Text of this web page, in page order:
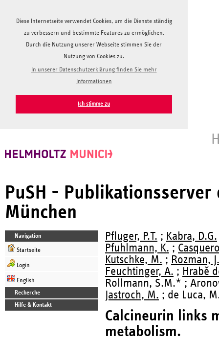
Diese Internetseite verwendet Cookies, um die Dienste ständig
zu verbessern und bestimmte Features zu ermöglichen.
Durch die Nutzung unserer Webseite stimmen Sie der
Nutzung von Cookies zu.
In unserer Datenschutzerklärung finden Sie mehr
Informationen
Ich stimme zu
PuSH -
München
Navigation
Startseite
Login
English
Recherche
Hilfe & Kontakt
Pfluger, P.T. ; Kabra, D.G.
Pfuhlmann, K. ;
Kutschke, M. ; Rozman, J.
Feuchtinger, A. ; Hrabě
Rollmann, S.M.* ;
Jastroch, M. ; de Luca,
Calcineurin links
metabolism.